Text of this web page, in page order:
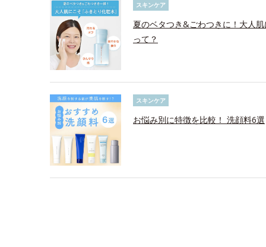
スキンケア
夏のベタつき&ごわつきに！大人
って？
スキンケア
お悩み別に特徴を比較！ 洗顔料6選